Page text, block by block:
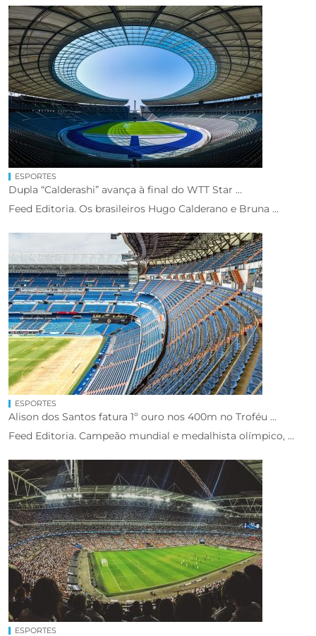
ESPORTES
Dupla “Calderashi” avança à final do WTT Star ...
Feed Editoria. Os brasileiros Hugo Calderano e Bruna ...
ESPORTES
Alison dos Santos fatura 1º ouro nos 400m no Troféu ...
Feed Editoria. Campeão mundial e medalhista olímpico, ...
ESPORTES